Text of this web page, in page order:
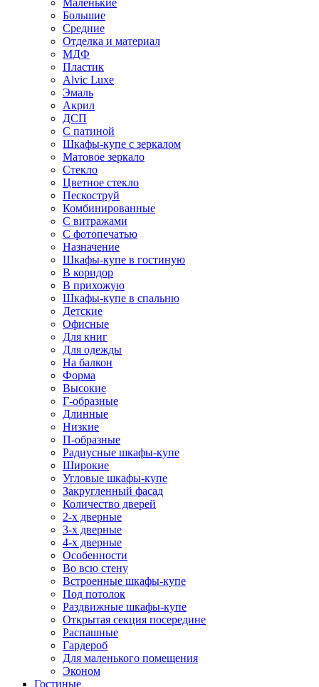
Маленькие
Большие
Средние
Отделка и материал
МДФ
Пластик
Alvic Luxe
Эмаль
Акрил
ДСП
С патиной
Шкафы-купе с зеркалом
Матовое зеркало
Стекло
Цветное стекло
Пескоструй
Комбинированные
С витражами
С фотопечатью
Назначение
Шкафы-купе в гостиную
В коридор
В прихожую
Шкафы-купе в спальню
Детские
Офисные
Для книг
Для одежды
На балкон
Форма
Высокие
Г-образные
Длинные
Низкие
П-образные
Радиусные шкафы-купе
Широкие
Угловые шкафы-купе
Закругленный фасад
Количество дверей
2-х дверные
3-х дверные
4-х дверные
Особенности
Во всю стену
Встроенные шкафы-купе
Под потолок
Раздвижные шкафы-купе
Открытая секция посередине
Распашные
Гардероб
Для маленького помещения
Эконом
Гостиные